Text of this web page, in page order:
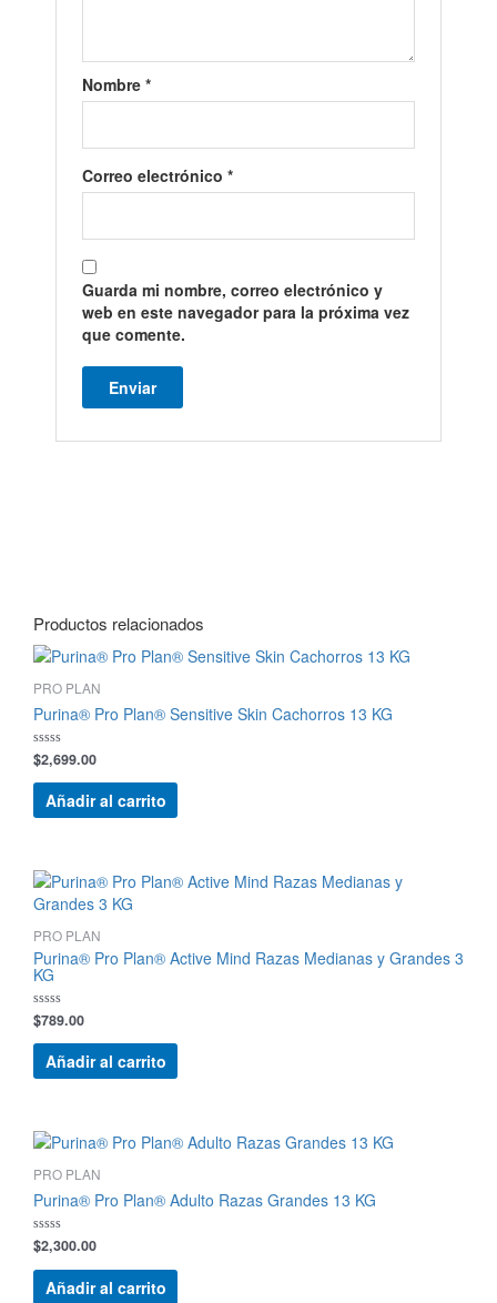
Nombre*
Correo electrónico*
Guarda mi nombre, correo electrónico y
web en este navegador para la próxima vez
que comente.
Productos relacionados
PRO PLAN
Purina® Pro Plan® Sensitive Skin Cachorros 13 KG
Valorado
con
0
$2,699.00
Añadir al carrito
PRO PLAN
Purina® Pro Plan® Active Mind Razas Medianas y Grandes 3
KG
Valorado
con
0
$789.00
Añadir al carrito
PRO PLAN
Purina® Pro Plan® Adulto Razas Grandes 13 KG
Valorado
con
0
$2,300.00
Añadir al carrito